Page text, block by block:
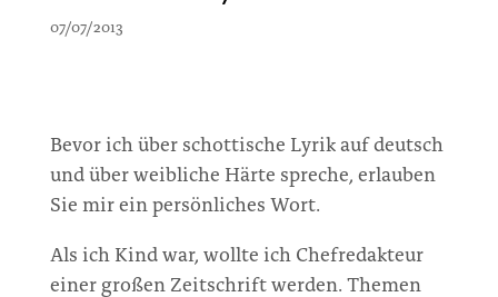
07/07/2013
Bevor ich über schottische Lyrik auf deutsch
und über weibliche Härte spreche, erlauben
Sie mir ein persönliches Wort.
Als ich Kind war, wollte ich Chefredakteur
einer großen Zeitschrift werden. Themen